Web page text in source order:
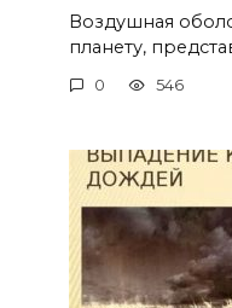
Воздушная
планету,
0 546